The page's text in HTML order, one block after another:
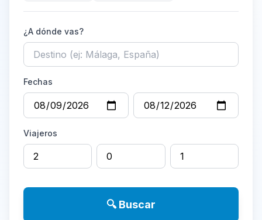
¿A dónde vas?
Fechas
Viajeros
🔍 Buscar